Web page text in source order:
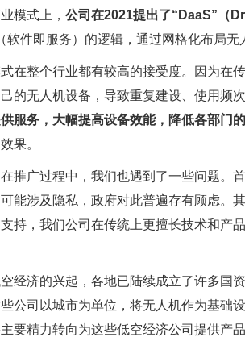
模式上， 公司在2021提出了“DaaS”（
软件即服务）的逻辑，通过网格化布局
在整个行业都有较高的接受度。因为在
的无人机设备，导致重复建设、使用频
服务，大幅提高设备效能，降低各部门
果。
推广过程中，我们也遇到了一些问题。
能涉及隐私，政府对此普遍存有顾虑。其
持，我们公司在传统上更擅长技术和产
经济的兴起，各地已陆续成立了许多国
公司以城市为单位，将无人机作为基础
要精力转向为这些低空经济公司提供产品